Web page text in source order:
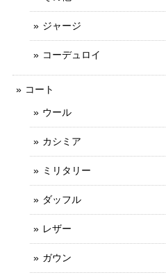
ジャージ
コーデュロイ
コート
ウール
カシミア
ミリタリー
ダッフル
レザー
ガウン